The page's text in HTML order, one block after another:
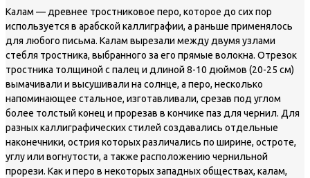
Калам — древнее тростниковое перо, которое до сих пор
используется в арабской каллиграфии, а раньше применялось
для любого письма. Калам вырезали между двумя узлами
стебля тростника, выбранного за его прямые волокна. Отрезок
тростника толщиной с палец и длиной 8-10 дюймов (20-25 см)
вымачивали и высушивали на солнце, а перо, несколько
напоминающее стальное, изготавливали, срезав под углом
более толстый конец и прорезав в кончике паз для чернил. Для
разных каллиграфических стилей создавались отдельные
наконечники, острия которых различались по ширине, остроте,
углу или вогнутости, а также расположению чернильной
прорези. Как и перо в некоторых западных обществах, калам,